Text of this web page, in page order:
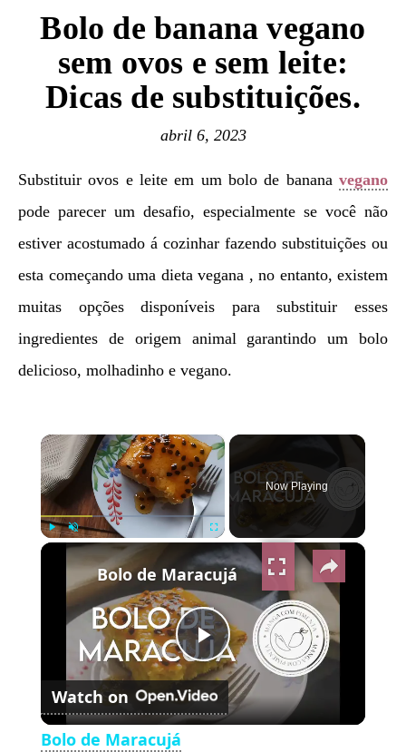
Bolo de banana vegano
sem ovos e sem leite:
Dicas de substituições.
abril 6, 2023
Substituir ovos e leite em um bolo de banana vegano
pode parecer um desafio, especialmente se você não
estiver acostumado á cozinhar fazendo substituições ou
esta começando uma dieta vegana , no entanto, existem
muitas opções disponíveis para substituir esses
ingredientes de origem animal garantindo um bolo
delicioso, molhadinho e vegano.
×
Unmute Fullscreen
Now Playing
×
Play
Video
Bolo de Maracujá
Watch on
Bolo de Maracujá